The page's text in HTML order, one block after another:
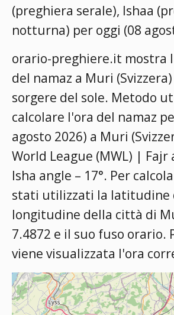
(preghiera serale), Ishaa
notturna) per oggi (08
orario-preghiere.it mostra
del namaz a Muri
sorgere del sole. Metodo
calcolare l'ora del namaz
agosto 2026) a Muri
World League (MWL) | Fajr
Isha angle – 17°. Per
stati utilizzati la latitudine
longitudine della città di
7.4872 e il suo fuso orario.
viene visualizzata l'ora